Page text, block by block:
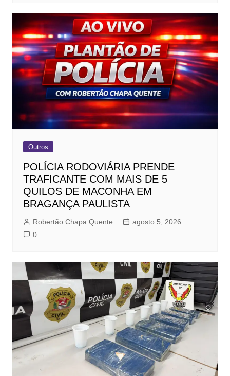
Outros
POLÍCIA RODOVIÁRIA PRENDE
TRAFICANTE COM MAIS DE 5
QUILOS DE MACONHA EM
BRAGANÇA PAULISTA
Robertão Chapa Quente
agosto 5, 2026
0